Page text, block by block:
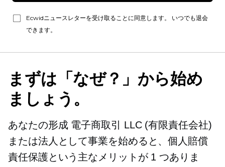
Ecwidニュースレターを受け取ることに同意します。 いつでも退会
できます。
まずは「なぜ？」から始め
ましょう。
あなたの形成 電子商取引
LLC (有限責任会社)
または法人として事業を始めると、個人賠償
責任保護という主なメリットが 1 つありま